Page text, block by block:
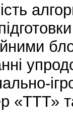
«ТТТ»